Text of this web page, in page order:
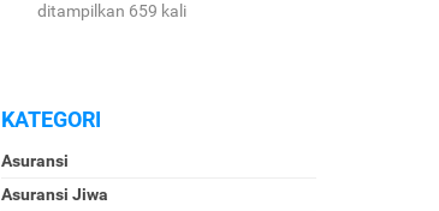
ditampilkan 659 kali
KATEGORI
Asuransi
Asuransi Jiwa